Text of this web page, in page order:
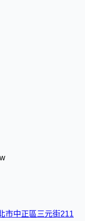
市中正區三元街211